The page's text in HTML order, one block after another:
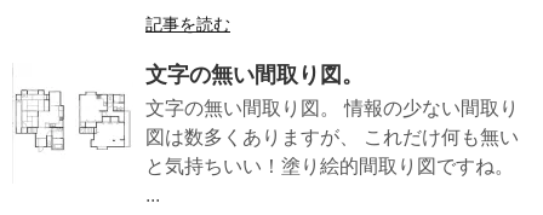
記事を読む
文字の無い間取り図。
文字の無い間取り図。 情報の少ない間取り
図は数多くありますが、 これだけ何も無い
と気持ちいい！塗り絵的間取り図ですね。
...